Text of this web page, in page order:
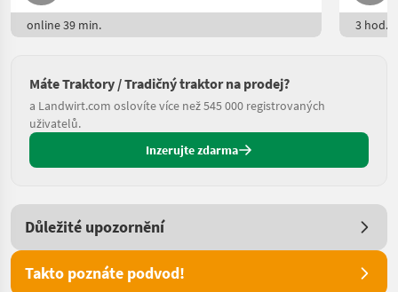
online 39 min. 3 hod.
Máte Traktory / Tradičný traktor na prodej?
a Landwirt.com oslovíte více než 545 000 registrovaných
uživatelů.
Inzerujte zdarma
Důležité upozornění
Takto poznáte podvod!